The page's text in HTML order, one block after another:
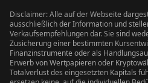
Disclaimer: Alle auf der Webseite
ausschließlich der Information und
Verkaufsempfehlungen dar. Sie sind
Zusicherung einer bestimmten
Finanzinstrumente oder als
Erwerb von Wertpapieren oder
Totalverlust des eingesetzten Kapitals